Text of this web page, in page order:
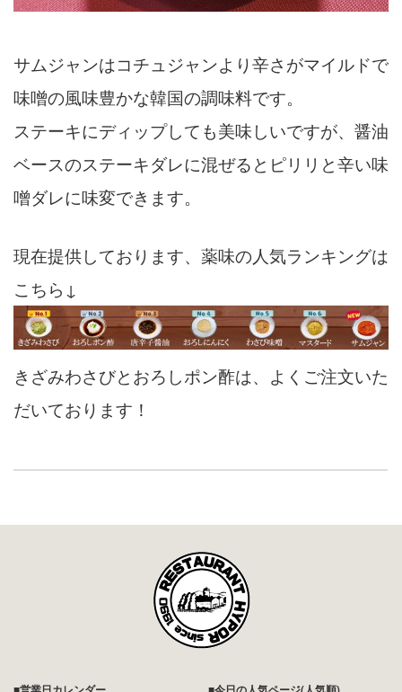
サムジャンはコチュジャンより辛さがマイルドで
味噌の風味豊かな韓国の調味料です。
ステーキにディップしても美味しいですが、醤油
ベースのステーキダレに混ぜるとピリリと辛い味
噌ダレに味変できます。
現在提供しております、薬味の人気ランキングは
こちら↓
きざみわさびとおろしポン酢は、よくご注文いた
だいております！